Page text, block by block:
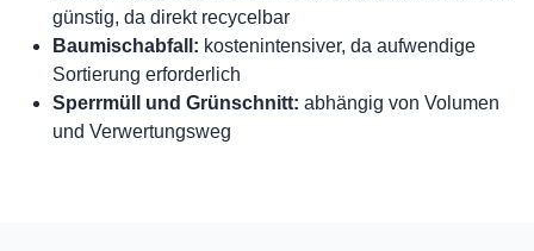
günstig, da direkt recycelbar
Baumischabfall: kostenintensiver, da aufwendige
Sortierung erforderlich
Sperrmüll und Grünschnitt: abhängig von Volumen
und Verwertungsweg